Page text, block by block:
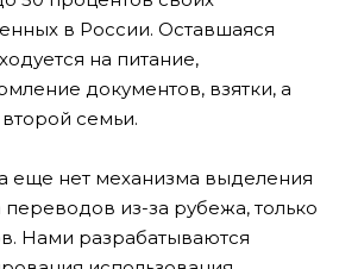
в России. Оставшаяся
на питание,
документов, взятки, а
семьи.
еще нет механизма выделения
из-за рубежа, только
Нами разрабатываются